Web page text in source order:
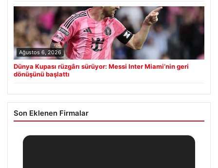
Ağustos 6, 2026
Dünya Kupası rüzgârı sürüyor: Messi Inter Miami’nin geri
dönüşünü başlattı
Son Eklenen Firmalar